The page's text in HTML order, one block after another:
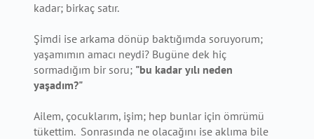
kadar; birkaç satır.
Şimdi ise arkama dönüp baktığımda soruyorum;
yaşamımın amacı neydi? Bugüne dek hiç
sormadığım bir soru; "bu kadar yılı neden
yaşadım?"
Ailem, çocuklarım, işim; hep bunlar için ömrümü
tükettim. Sonrasında ne olacağını ise aklıma bile